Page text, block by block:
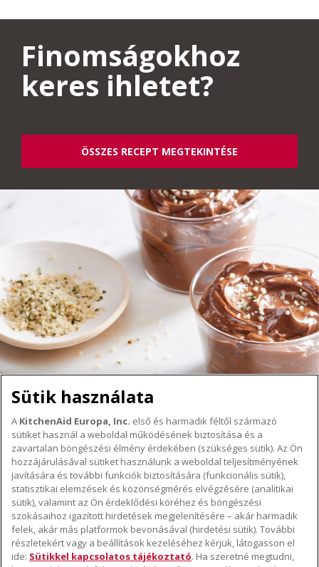
Finomságokhoz
keres ihletet?
ÖSSZES RECEPT MEGTEKINTÉSE
A KITCHENAID MÁRKÁRÓL
A márka lényege
A márka története
ODR
TÁMOGATÁS
Hol lehet megvenni
Garancia és dokumentumok
Ügyfélszolgálat
KÖVESSEN BENNÜNKET
Sütik használata
A KitchenAid Europa, Inc. első és harmadik féltől származó
sütiket használ a weboldal működésének biztosítása és a
zavartalan böngészési élmény érdekében (szükséges sütik). Az Ön
hozzájárulásával sütiket használunk a weboldal teljesítményének
javítására és további funkciók biztosítására (funkcionális sütik),
statisztikai elemzések és közönségmérés elvégzésére (analitikai
sütik), valamint az Ön érdeklődési köréhez és böngészési
szokásaihoz igazított hirdetések megjelenítésére – akár harmadik
felek, akár más platformok bevonásával (hirdetési sütik). További
részletekért vagy a beállítások kezeléséhez kérjük, látogasson el
ide: Sütikkel kapcsolatos tájékoztató. Ha szeretné megtudni,